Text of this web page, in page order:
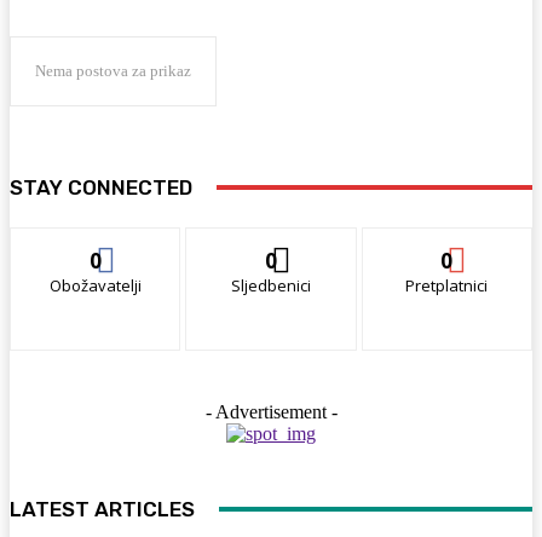
Nema postova za prikaz
STAY CONNECTED
0
Obožavatelji
0
Sljedbenici
0
Pretplatnici
- Advertisement -
LATEST ARTICLES